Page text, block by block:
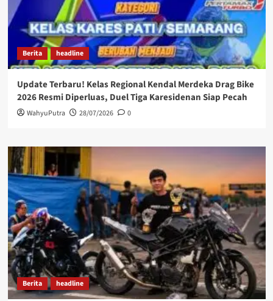
Berita headline
Update Terbaru! Kelas Regional Kendal Merdeka Drag Bike
2026 Resmi Diperluas, Duel Tiga Karesidenan Siap Pecah
WahyuPutra 28/07/2026 0
Berita headline